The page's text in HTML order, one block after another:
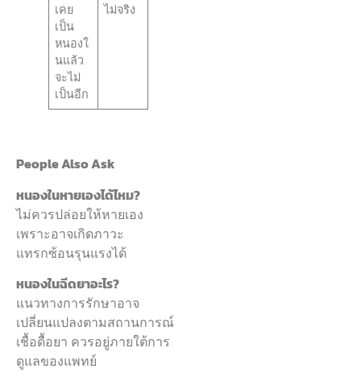
เคย
เป็น
หนองใ
นแล้ว
จะไม่
เป็นอีก
ไม่จริง
People Also Ask
หนองในหายเองได้ไหม?
ไม่ควรปล่อยให้หายเอง
เพราะอาจเกิดภาวะ
แทรกซ้อนรุนแรงได้
หนองในฉีดยาอะไร?
แนวทางการรักษาอาจ
เปลี่ยนแปลงตามสถานการณ์
เชื้อดื้อยา ควรอยู่ภายใต้การ
ดูแลของแพทย์